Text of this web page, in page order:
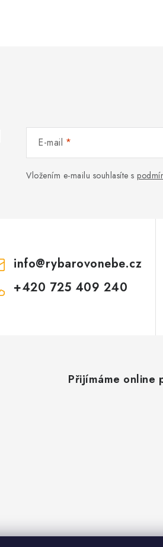
E-mail
Vložením e-mailu souhlasíte s
info@rybarovonebe.cz
+420 725 409 240
Přijímáme online